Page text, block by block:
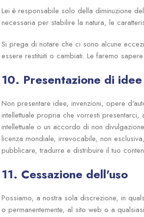
Lei è responsabile solo della diminuzione
necessaria per stabilire la natura, le
Si prega di notare che ci sono alcune
essere restituiti o cambiati. Le faremo
10. Presentazione di idee
Non presentare idee, invenzioni, opere
intellettuale propria che vorresti
intellettuale o un accordo di non
licenza mondiale, irrevocabile, non
pubblicare, tradurre e distribuire il tuo
11. Cessazione dell'uso
Possiamo, a nostra sola discrezione, in
o permanentemente, al sito web o a